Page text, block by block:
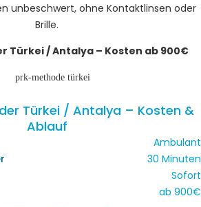
unbeschwert, ohne Kontaktlinsen oder
Brille.
Türkei / Antalya – Kosten ab 900€
Türkei / Antalya – Kosten &
Ablauf
Ambulant
30 Minuten
Sofort
ab 900€